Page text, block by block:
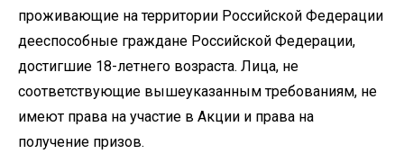
проживающие на территории Российской Федерации
дееспособные граждане Российской Федерации,
достигшие 18-летнего возраста. Лица, не
соответствующие вышеуказанным требованиям, не
имеют права на участие в Акции и права на
получение призов.